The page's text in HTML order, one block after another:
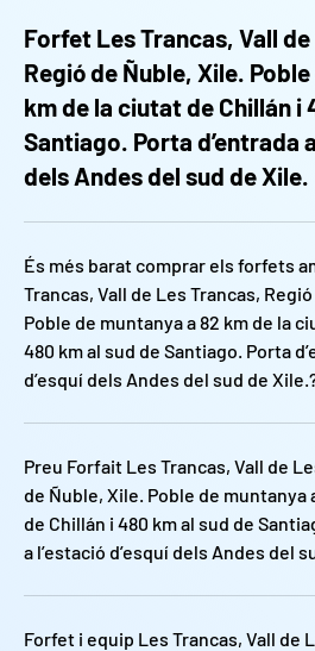
Forfet Les Trancas, Vall
Regió de Ñuble, Xile.
km de la ciutat de Chillán i
Santiago. Porta d’entrada
dels Andes del sud de Xile.
És més barat comprar els forfets
Trancas, Vall de Les Trancas,
Poble de muntanya a 82 km de la
480 km al sud de Santiago. Porta
d’esquí dels Andes del sud de
Preu Forfait Les Trancas, Vall de
de Ñuble, Xile. Poble de muntanya
de Chillán i 480 km al sud de
a l’estació d’esquí dels Andes del
Forfet i equip Les Trancas, Vall de